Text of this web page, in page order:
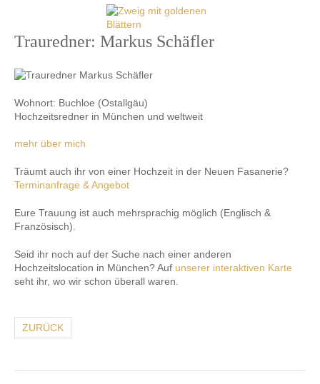
Trauredner: Markus Schäfler
Wohnort: Buchloe (Ostallgäu)
Hochzeitsredner in München und weltweit
mehr über mich
Träumt auch ihr von einer Hochzeit in der Neuen Fasanerie?
Terminanfrage & Angebot
Eure Trauung ist auch mehrsprachig möglich (Englisch &
Französisch).
Seid ihr noch auf der Suche nach einer anderen
Hochzeitslocation in München? Auf unserer interaktiven Karte
seht ihr, wo wir schon überall waren.
ZURÜCK